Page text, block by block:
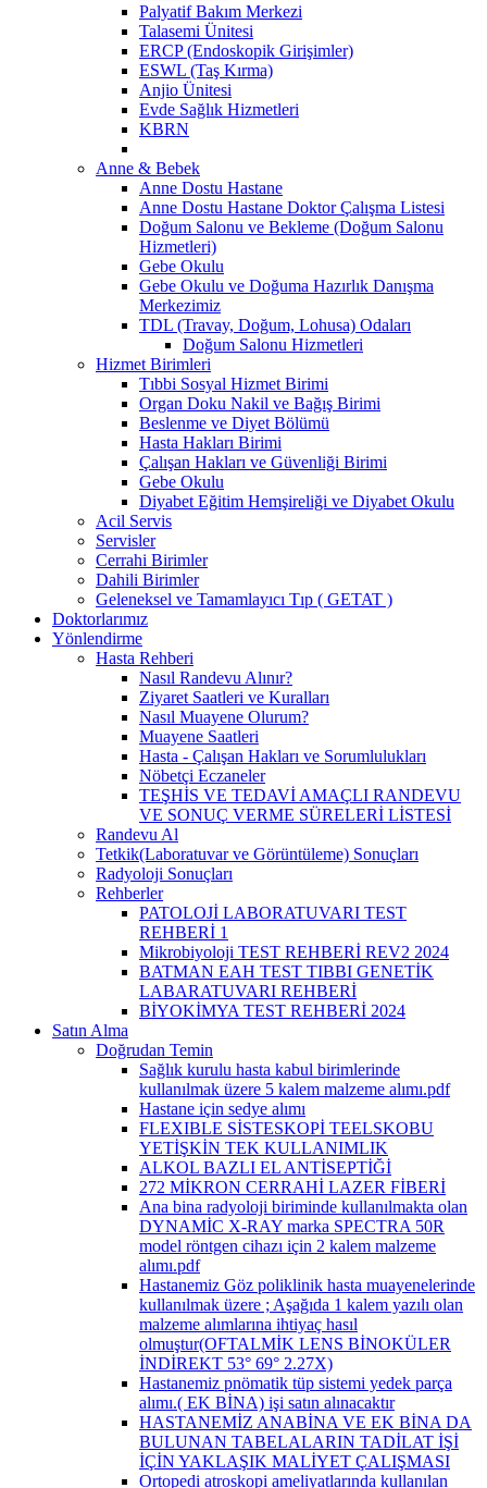
Palyatif Bakım Merkezi
Talasemi Ünitesi
ERCP (Endoskopik Girişimler)
ESWL (Taş Kırma)
Anjio Ünitesi
Evde Sağlık Hizmetleri
KBRN
Anne & Bebek
Anne Dostu Hastane
Anne Dostu Hastane Doktor Çalışma Listesi
Doğum Salonu ve Bekleme (Doğum Salonu
Hizmetleri)
Gebe Okulu
Gebe Okulu ve Doğuma Hazırlık Danışma
Merkezimiz
TDL (Travay, Doğum, Lohusa) Odaları
Doğum Salonu Hizmetleri
Hizmet Birimleri
Tıbbi Sosyal Hizmet Birimi
Organ Doku Nakil ve Bağış Birimi
Beslenme ve Diyet Bölümü
Hasta Hakları Birimi
Çalışan Hakları ve Güvenliği Birimi
Gebe Okulu
Diyabet Eğitim Hemşireliği ve Diyabet Okulu
Acil Servis
Servisler
Cerrahi Birimler
Dahili Birimler
Geleneksel ve Tamamlayıcı Tıp ( GETAT )
Doktorlarımız
Yönlendirme
Hasta Rehberi
Nasıl Randevu Alınır?
Ziyaret Saatleri ve Kuralları
Nasıl Muayene Olurum?
Muayene Saatleri
Hasta - Çalışan Hakları ve Sorumlulukları
Nöbetçi Eczaneler
TEŞHİS VE TEDAVİ AMAÇLI RANDEVU
VE SONUÇ VERME SÜRELERİ LİSTESİ
Randevu Al
Tetkik(Laboratuvar ve Görüntüleme) Sonuçları
Radyoloji Sonuçları
Rehberler
PATOLOJİ LABORATUVARI TEST
REHBERİ 1
Mikrobiyoloji TEST REHBERİ REV2 2024
BATMAN EAH TEST TIBBI GENETİK
LABARATUVARI REHBERİ
BİYOKİMYA TEST REHBERİ 2024
Satın Alma
Doğrudan Temin
Sağlık kurulu hasta kabul birimlerinde
kullanılmak üzere 5 kalem malzeme alımı.pdf
Hastane için sedye alımı
FLEXIBLE SİSTESKOPİ TEELSKOBU
YETİŞKİN TEK KULLANIMLIK
ALKOL BAZLI EL ANTİSEPTİĞİ
272 MİKRON CERRAHİ LAZER FİBERİ
Ana bina radyoloji biriminde kullanılmakta olan
DYNAMİC X-RAY marka SPECTRA 50R
model röntgen cihazı için 2 kalem malzeme
alımı.pdf
Hastanemiz Göz poliklinik hasta muayenelerinde
kullanılmak üzere ; Aşağıda 1 kalem yazılı olan
malzeme alımlarına ihtiyaç hasıl
olmuştur(OFTALMİK LENS BİNOKÜLER
İNDİREKT 53° 69° 2.27X)
Hastanemiz pnömatik tüp sistemi yedek parça
alımı.( EK BİNA) işi satın alınacaktır
HASTANEMİZ ANABİNA VE EK BİNA DA
BULUNAN TABELALARIN TADİLAT İŞİ
İÇİN YAKLAŞIK MALİYET ÇALIŞMASI
Ortopedi atroskopi ameliyatlarında kullanılan